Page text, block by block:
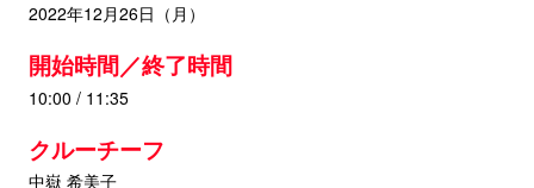
2022年12月26日（月）
開始時間／終了時間
10:00 / 11:35
クルーチーフ
中嶽 希美子